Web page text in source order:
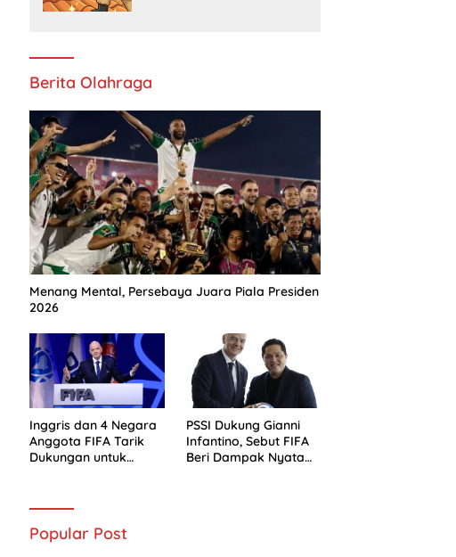
Berita Olahraga
Menang Mental, Persebaya Juara Piala Presiden
2026
Inggris dan 4 Negara
Anggota FIFA Tarik
Dukungan untuk
PSSI Dukung Gianni
Infantino, Sebut FIFA
Beri Dampak Nyata
Popular Post